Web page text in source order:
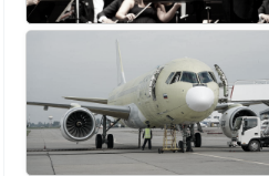
Allarm 28 июля 2026, 17:24
28 июля 2026, 16:50
Хроника Специальной военной
операции, пост №141
335
amg610 28 июля 2026, 16:19
Никакого замора малого бизнеса -